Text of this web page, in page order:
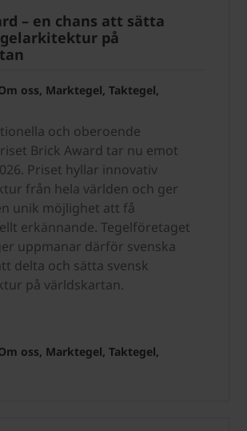
– en chans att sätta
på
oss, Marktegel, Taktegel,
och oberoende
Brick Award tar nu emot
Priset hyllar innovativ
från hela världen och ger
unik möjlighet att få
erkännande. Tegelföretaget
uppmanar därför svenska
delta och sätta svensk
på världskartan.
oss, Marktegel, Taktegel,